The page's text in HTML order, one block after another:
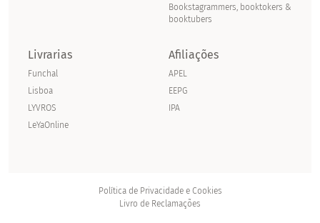
Bookstagrammers, booktokers &
booktubers
Livrarias
Funchal
Lisboa
LYVROS
LeYaOnline
Afiliações
APEL
EEPG
IPA
Política de Privacidade e Cookies
Livro de Reclamações